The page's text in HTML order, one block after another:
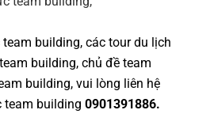
building, các tourdu lịch
building, chủ đề team
building, vui lòng liên hệ
team building 0901391886.